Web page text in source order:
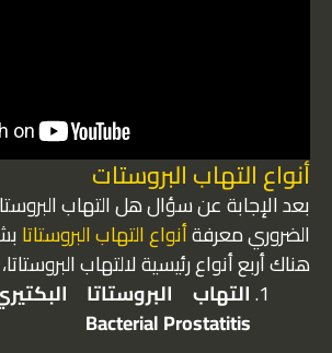
أنواع التهاب البروستات
بعد الإجابة عن سؤال هل التهاب
الضروري معرفةأنواع التهاب البروستاتا
هناك أربع أنواع رئيسية لالتهاب
Bacterial Prostatitis